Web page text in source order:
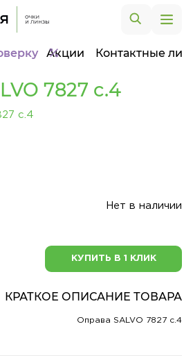
Акции Контактные
7827 c.4
Нет в наличии
КУПИТЬ В 1 КЛИК
КРАТКОЕ ОПИСАНИЕ ТОВАРА
Оправа SALVO 7827 c.4